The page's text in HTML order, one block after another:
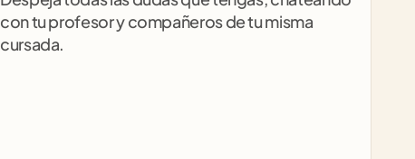
con tu profesor y compañeros de tu misma
cursada.